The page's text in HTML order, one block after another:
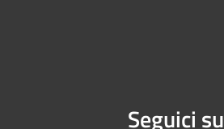
Seguici su